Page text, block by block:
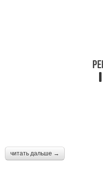
читать дальше →